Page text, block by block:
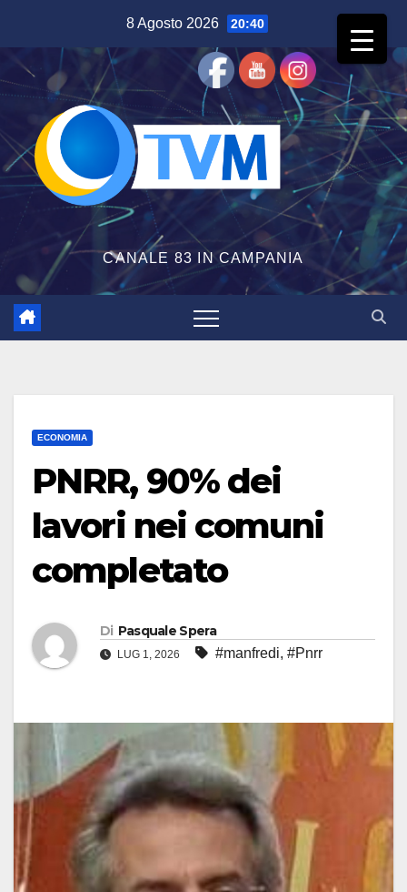
contenuto
8 Agosto 2026 20:40
CANALE 83 IN CAMPANIA
ECONOMIA
PNRR, 90% dei
lavori nei comuni
completato
Di Pasquale Spera
LUG 1, 2026 #manfredi, #Pnrr